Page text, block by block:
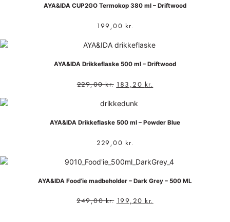
AYA&IDA CUP2GO Termokop 380 ml – Driftwood
199,00 kr.
AYA&IDA Drikkeflaske 500 ml – Driftwood
229,00kr. 183,20 kr.
AYA&IDA Drikkeflaske 500 ml – Powder Blue
229,00 kr.
AYA&IDA Food’ie madbeholder – Dark Grey – 500 ML
249,00kr. 199,20 kr.